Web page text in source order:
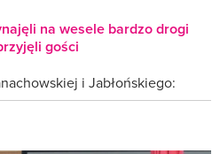
na wesele bardzo drogi
gości
i Jabłońskiego: